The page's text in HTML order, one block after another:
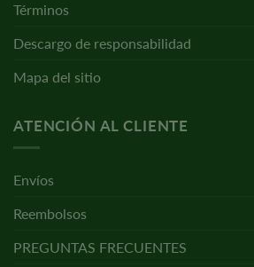
Términos
Descargo de responsabilidad
Mapa del sitio
ATENCIÓN AL CLIENTE
Envíos
Reembolsos
PREGUNTAS FRECUENTES